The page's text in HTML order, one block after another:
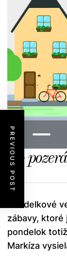
PREVIOUS POST
Čo
Pondelkové
zábavy, ktoré
pondelok
Markíza